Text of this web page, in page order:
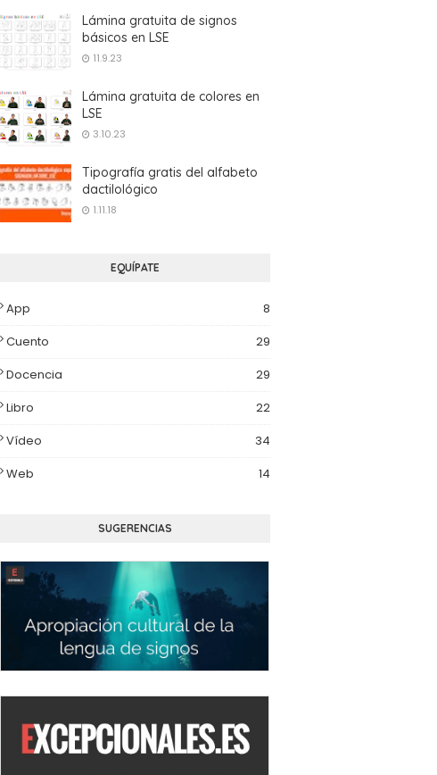
Lámina gratuita de signos
básicos en LSE
11.9.23
Lámina gratuita de colores en
LSE
3.10.23
Tipografía gratis del alfabeto
dactilológico
1.11.18
EQUÍPATE
App
8
Cuento
29
Docencia
29
Libro
22
Vídeo
34
Web
14
SUGERENCIAS